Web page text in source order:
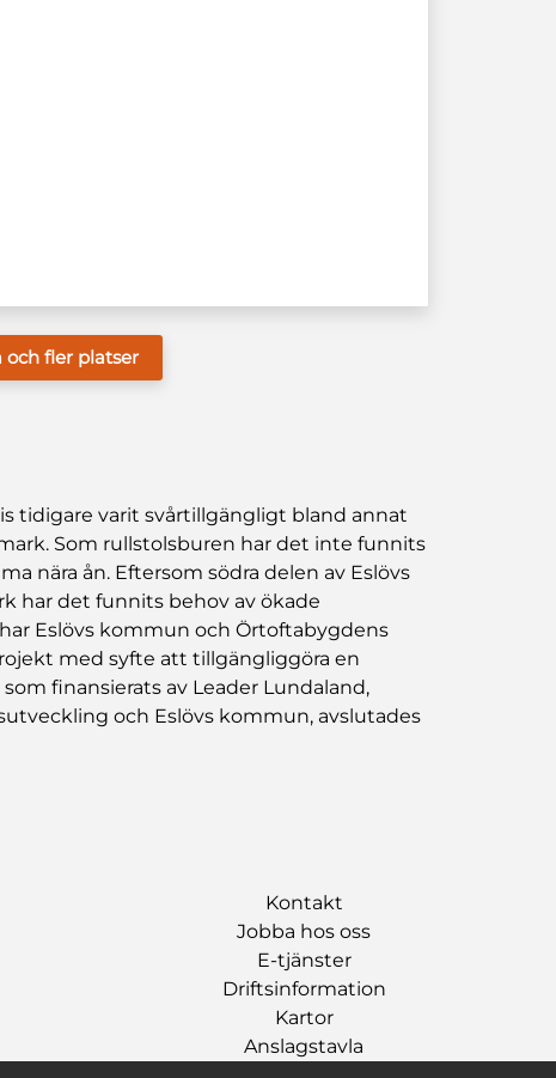
fler platser
tidigare varit svårtillgängligt bland annat
Som rullstolsburen har det inte funnits
nära ån. Eftersom södra delen av Eslövs
har det funnits behov av ökade
Eslövs kommun och Örtoftabygdens
med syfte att tillgängliggöra en
finansierats av Leader Lundaland,
och Eslövs kommun, avslutades
Kontakt
Jobba hos oss
E-tjänster
Driftsinformation
Kartor
Anslagstavla